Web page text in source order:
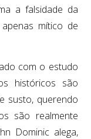
a falsidade da
mítico de
com o estudo
históricos são
susto, querendo
são realmente
Dominic alega,